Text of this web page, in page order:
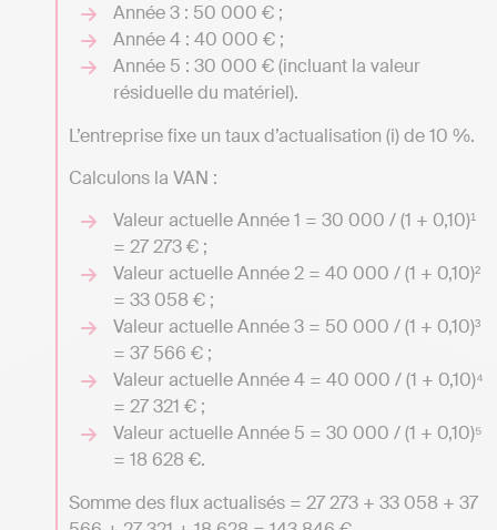
Année 3 : 50 000 € ;
Année 4 : 40 000 € ;
Année 5 : 30 000 € (incluant la valeur
résiduelle du matériel).
L’entreprise fixe un taux d’actualisation (i) de 10 %.
Calculons la VAN :
Valeur actuelle Année 1 = 30 000 / (1 + 0,10)¹
= 27 273 € ;
Valeur actuelle Année 2 = 40 000 / (1 + 0,10)²
= 33 058 € ;
Valeur actuelle Année 3 = 50 000 / (1 + 0,10)³
= 37 566 € ;
Valeur actuelle Année 4 = 40 000 / (1 + 0,10)⁴
= 27 321 € ;
Valeur actuelle Année 5 = 30 000 / (1 + 0,10)⁵
= 18 628 €.
Somme des flux actualisés = 27 273 + 33 058 + 37